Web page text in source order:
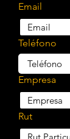
Email
Teléfono
Empresa
Rut